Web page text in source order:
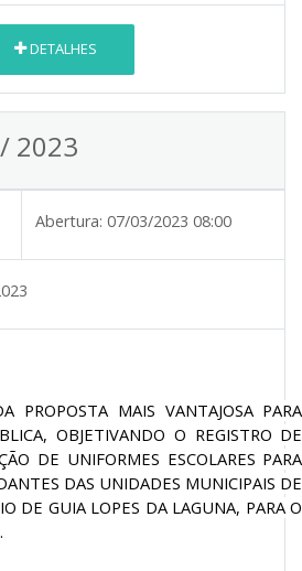
DETALHES
2023
Abertura: 07/03/2023 08:00
PROPOSTA MAIS VANTAJOSA PARA
OBJETIVANDO O REGISTRO DE
DE UNIFORMES ESCOLARES PARA
DAS UNIDADES MUNICIPAIS DE
DE GUIA LOPES DA LAGUNA, PARA O